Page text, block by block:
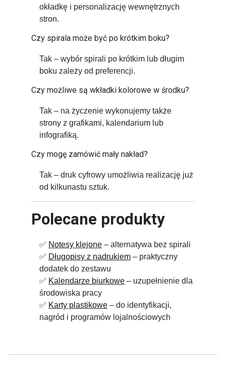
okładkę i personalizację wewnętrznych
stron.
Czy spirala może być po krótkim boku?
Tak – wybór spirali po krótkim lub długim
boku zależy od preferencji.
Czy możliwe są wkładki kolorowe w środku?
Tak – na życzenie wykonujemy także
strony z grafikami, kalendarium lub
infografiką.
Czy mogę zamówić mały nakład?
Tak – druk cyfrowy umożliwia realizację już
od kilkunastu sztuk.
Polecane produkty
✅ Notesy klejone – alternatywa bez spirali
✅ Długopisy z nadrukiem – praktyczny
dodatek do zestawu
✅ Kalendarze biurkowe – uzupełnienie dla
środowiska pracy
✅ Karty plastikowe – do identyfikacji,
nagród i programów lojalnościowych